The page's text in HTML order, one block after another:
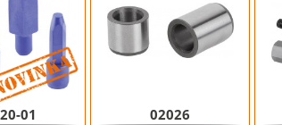
Novinka
01 02026